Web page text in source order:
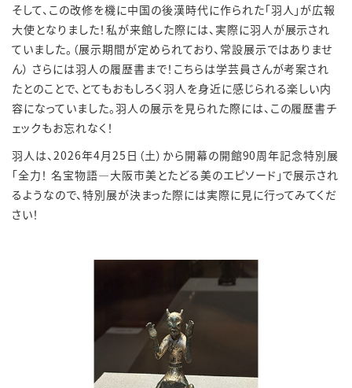
そして、この改修を機に中国の後漢時代に作られた「羽人」が広報
大使となりました！私が来館した際には、実際に羽人が展示され
ていました。（展示期間が定められており、常設展示ではありませ
ん） さらには羽人の履歴書まで！こちらは学芸員さんが考案され
たとのことで、とてもおもしろく羽人を身近に感じられる楽しい内
容になっていました。羽人の展示を見られた際には、この履歴書チ
ェックもお忘れなく！
羽人は、2026年4月25日（土）から開幕の開館90周年記念特別展
「全力！ 名宝物語―大阪市美とたどる美のエピソード」で展示され
るようなので、特別展が決まった際には実際に見に行ってみてくだ
さい！